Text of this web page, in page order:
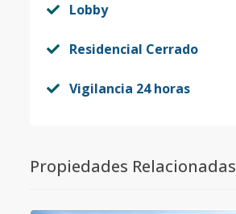
Lobby
Residencial Cerrado
Vigilancia 24 horas
Propiedades Relacionadas